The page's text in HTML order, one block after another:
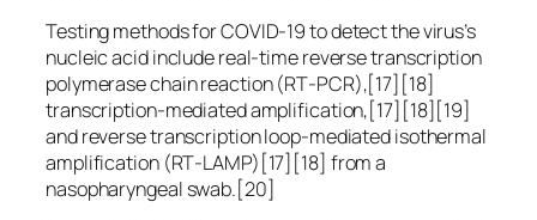
Testing methods for COVID-19 to detect the virus’s
nucleic acid include real-time reverse transcription
polymerase chain reaction (RT‑PCR),[17][18]
transcription-mediated amplification,[17][18][19]
and reverse transcription loop-mediated isothermal
amplification (RT‑LAMP)[17][18] from a
nasopharyngeal swab.[20]